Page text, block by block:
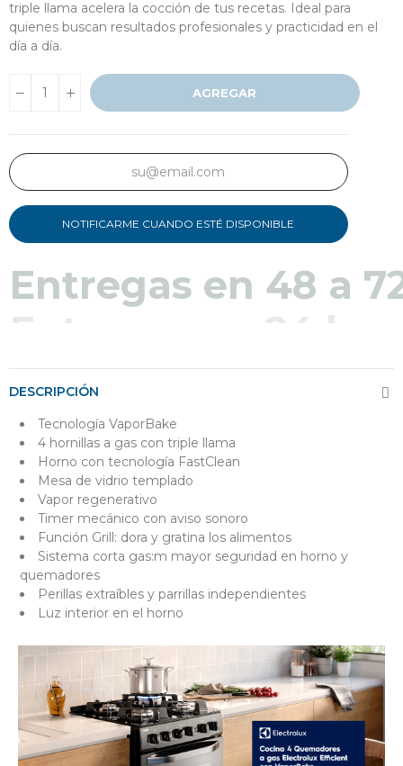
triple llama acelera la cocción de tus recetas. Ideal para
quienes buscan resultados profesionales y practicidad en el
día a día.
AGREGAR
NOTIFICARME CUANDO ESTÉ DISPONIBLE
Entregas en 48 a
DESCRIPCIÓN
Tecnología VaporBake
4 hornillas a gas con triple llama
Horno con tecnología FastClean
Mesa de vidrio templado
Vapor regenerativo
Timer mecánico con aviso sonoro
Función Grill: dora y gratina los alimentos
Sistema corta gas:m mayor seguridad en horno y
quemadores
Perillas extraíbles y parrillas independientes
Luz interior en el horno